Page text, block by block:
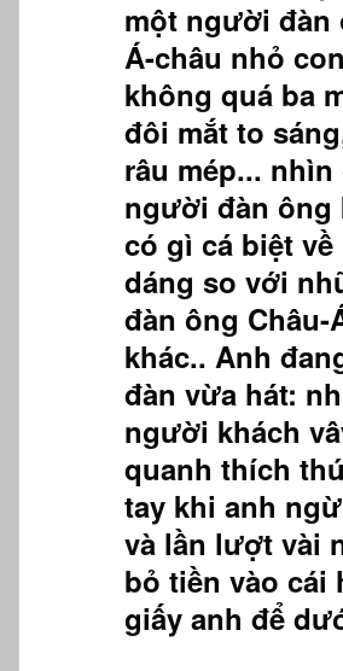
một người đàn
Á-châu nhỏ
không quá ba
đôi mắt to
râu mép...
người đàn ông
có gì cá biệt về
dáng so với
đàn ông Châu-
khác.. Anh
đàn vừa hát:
người khách
quanh thích
tay khi anh
và lần lượt vài
bỏ tiền vào cái
giấy anh để